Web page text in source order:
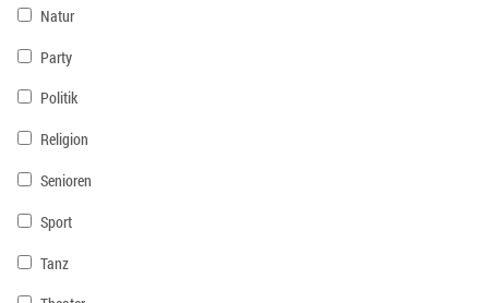
Natur
Party
Politik
Religion
Senioren
Sport
Tanz